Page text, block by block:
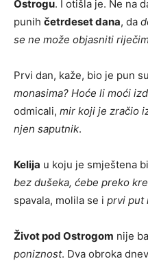
Ostrogu. I otišla je. Ne na
punih četrdeset dana, da
se ne može objasniti
Prvi dan, kaže, bio je pun
monasima? Hoće li moći
odmicali, mir koji je zračio
njen saputnik.
Kelija u koju je smještena
bez dušeka, ćebe preko
spavala, molila se i prvi put
Život pod Ostrogom nije
poniznost. Dva obroka